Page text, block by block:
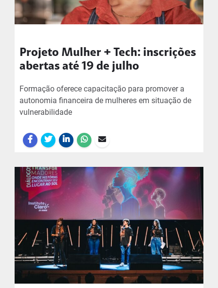
Projeto Mulher + Tech: inscrições
abertas até 19 de julho
Formação oferece capacitação para promover a
autonomia financeira de mulheres em situação de
vulnerabilidade